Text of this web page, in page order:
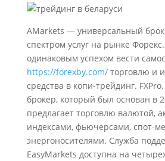
AMarkets — универсальный
спектром услуг на рынке
одинаковым успехом вести
https://forexby.com/торговлю и
средства в копи-трейдинг.
брокер, который был основан в
предлагает торговлю валютой,
индексами, фьючерсами, спот-
энергоносителями. Служба
EasyMarkets доступна на